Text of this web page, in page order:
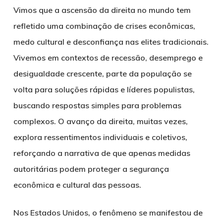
Vimos que a ascensão da direita no mundo tem
refletido uma combinação de crises econômicas,
medo cultural e desconfiança nas elites tradicionais.
Vivemos em contextos de recessão, desemprego e
desigualdade crescente, parte da população se
volta para soluções rápidas e líderes populistas,
buscando respostas simples para problemas
complexos. O avanço da direita, muitas vezes,
explora ressentimentos individuais e coletivos,
reforçando a narrativa de que apenas medidas
autoritárias podem proteger a segurança
econômica e cultural das pessoas.
Nos Estados Unidos, o fenômeno se manifestou de